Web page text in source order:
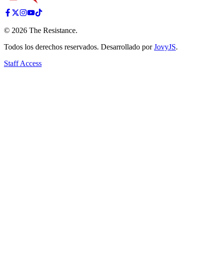
© 2026 The Resistance.
Todos los derechos reservados. Desarrollado por JovyJS.
Staff Access